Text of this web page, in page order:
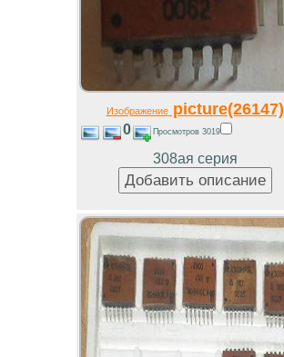
Изображениеpicture(26147)
0 Просмотров 3019
308ая серия